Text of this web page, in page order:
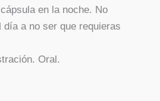
en la noche. No
día a no ser que requieras
Oral.